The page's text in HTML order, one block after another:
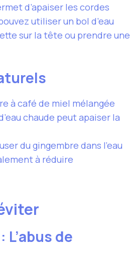
d’apaiser les cordes
utiliser un bol d’eau
sur la tête ou prendre une
à café de miel mélangée
chaude peut apaiser la
du gingembre dans l’eau
à réduire
L’abus de